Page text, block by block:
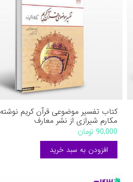
کتاب تفسیر موضوعی قرآن کریم نوشته
مکارم شیرازی از نشر معارف
90,000 تومان